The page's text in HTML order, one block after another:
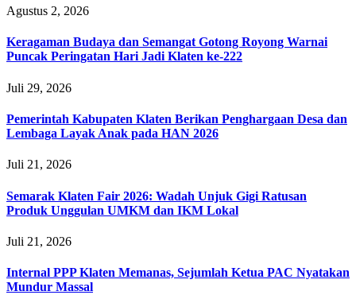
Agustus 2, 2026
Keragaman Budaya dan Semangat Gotong Royong Warnai
Puncak Peringatan Hari Jadi Klaten ke-222
Juli 29, 2026
Pemerintah Kabupaten Klaten Berikan Penghargaan Desa dan
Lembaga Layak Anak pada HAN 2026
Juli 21, 2026
Semarak Klaten Fair 2026: Wadah Unjuk Gigi Ratusan
Produk Unggulan UMKM dan IKM Lokal
Juli 21, 2026
Internal PPP Klaten Memanas, Sejumlah Ketua PAC Nyatakan
Mundur Massal